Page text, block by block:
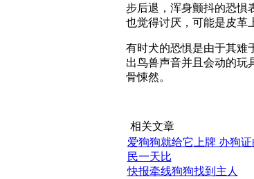
步后退，浑身颤抖的恐惧
也觉得讨厌，可能是皮革
有时犬的恐惧是由于其难
出鸟兽声音并且会动的玩
骨悚然。
相关文章
爱狗狗就给它上牌 办狗证
民一天比
快报牵线狗狗找到主人